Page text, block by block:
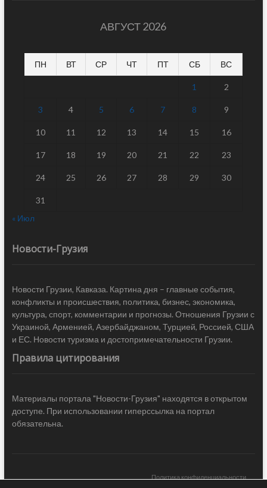
АВГУСТ 2026
ПН ВТ СР ЧТ ПТ СБ ВС
1 2
3 4 5 6 7 8 9
10 11 12 13 14 15 16
17 18 19 20 21 22 23
24 25 26 27 28 29 30
31
« Июл
Новости-Грузия
Новости Грузии, Кавказа. Картина дня – главные события,
конфликты и происшествия, политика, бизнес, экономика,
культура, спорт, комментарии и прогнозы. Отношения Грузии с
Украиной, Арменией, Азербайджаном, Турцией, Россией, США
и ЕС. Новости туризма и достопримечательности Грузии.
Правила цитирования
Материалы портала "Новости-Грузия" находятся в открытом
доступе. При использовании гиперссылка на портал
обязательна.
Политика конфиденциальности